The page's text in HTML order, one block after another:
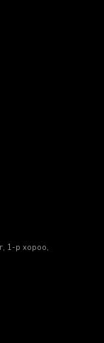
1-р хороо,